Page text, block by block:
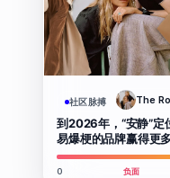
社区脉搏 The
到2026年，“安静”定
易爆梗的品牌赢得更
0 负面